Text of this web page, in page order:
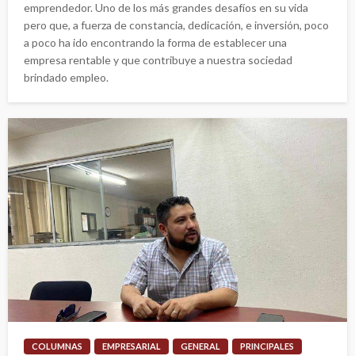
emprendedor. Uno de los más grandes desafíos en su vida
pero que, a fuerza de constancia, dedicación, e inversión, poco
a poco ha ido encontrando la forma de establecer una
empresa rentable y que contribuye a nuestra sociedad
brindado empleo.
COLUMNAS EMPRESARIAL GENERAL PRINCIPALES